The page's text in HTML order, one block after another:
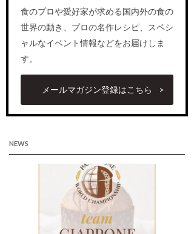
食のプロや愛好家が求める国内外の食の
世界の動き、プロの名作レシピ、スペシ
ャルなイベント情報などをお届けしま
す。
メールマガジン登録はこちら
NEWS